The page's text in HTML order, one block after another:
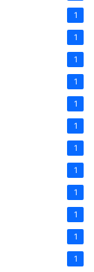
1
1
1
1
1
1
1
1
1
1
1
1